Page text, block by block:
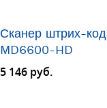
Сканер штрих-
MD6600-HD
5 146 руб.